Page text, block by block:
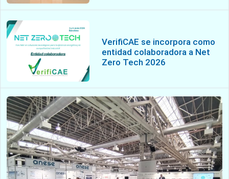
VerifiCAE se incorpora como
entidad colaboradora a Net
Zero Tech 2026